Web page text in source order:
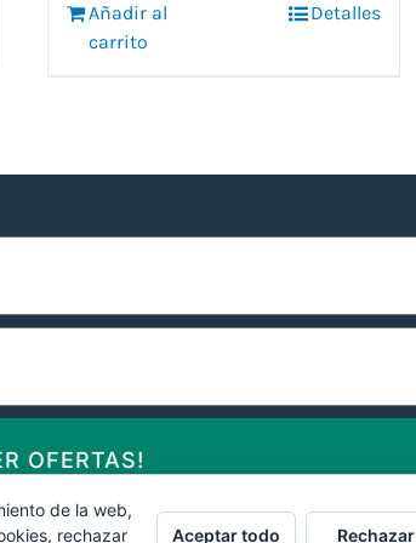
21,95 €.
Añadir al
carrito
Detalles
OFERTAS!
de la web,
rechazar
Aceptar todo Rechazar